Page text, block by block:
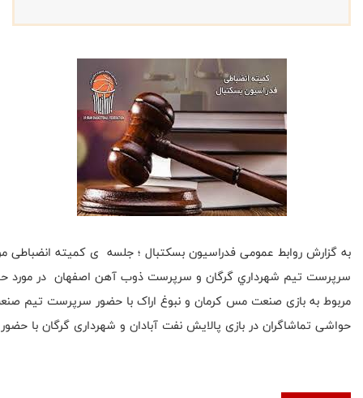
به گزارش روابط عمومی فدراسیون بسکتبال ؛ جلسه ی کمیته
سرپرست تيم شهرداري گرگان و سرپرست ذوب آهن اصفهان در مورد
مربوط به بازی صنعت مس کرمان و نبوغ اراک با حضور سرپرست تيم
حواشی تماشاگران در بازی پالایش نفت آبادان و شهرداری گرگان با